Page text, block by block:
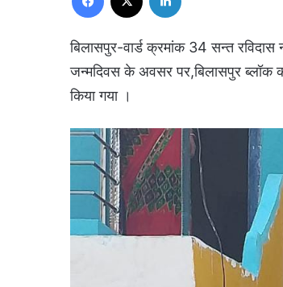
बिलासपुर-वार्ड क्रमांक 34 सन्त
जन्मदिवस के अवसर पर,बिलासपुर ब्लॉक
किया गया ।